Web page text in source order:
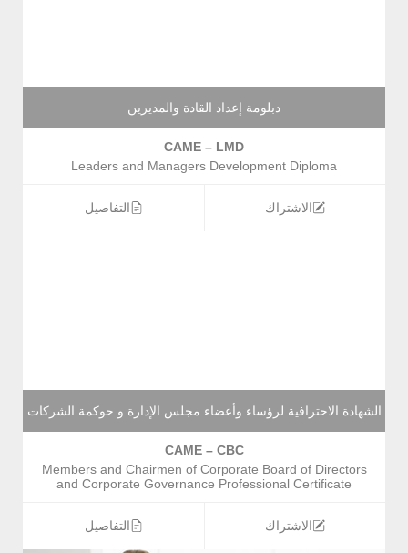
دبلومة إعداد القادة والمديرين
CAME – LMD
Leaders and Managers Development Diploma
الاشتراك التفاصيل
الشهادة الاحترافية لرؤساء وأعضاء مجلس الإدارة و حوكمة الشركات
CAME – CBC
Members and Chairmen of Corporate Board of Directors
and Corporate Governance Professional Certificate
الاشتراك التفاصيل